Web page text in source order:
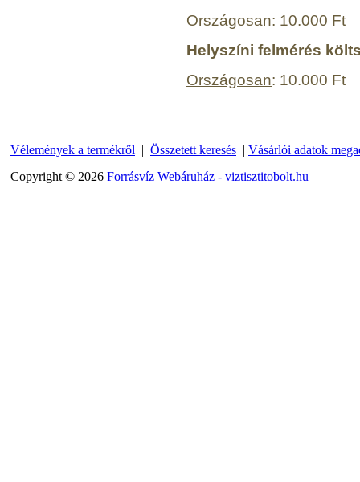
Országosan: 10.000 Ft
Helyszíni felmérés
Országosan: 10.000 Ft
Vélemények a termékről | Összetett keresés | Vásárlói adatok
Copyright © 2026 Forrásvíz Webáruház - viztisztitobolt.hu